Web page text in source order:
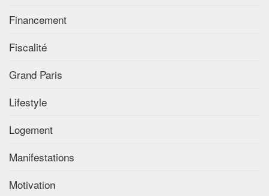
Financement
Fiscalité
Grand Paris
Lifestyle
Logement
Manifestations
Motivation